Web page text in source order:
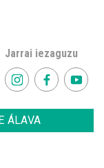
Jarrai iezaguzu
ÁLAVA